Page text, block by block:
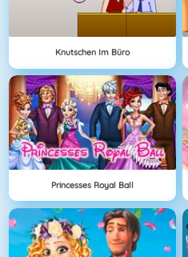
Knutschen Im Büro
Princesses Royal Ball